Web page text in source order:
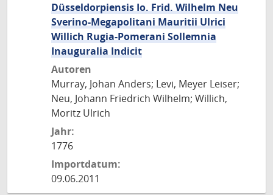
Düsseldorpiensis Io. Frid. Wilhelm Neu
Sverino-Megapolitani Mauritii Ulrici
Willich Rugia-Pomerani Sollemnia
Inauguralia Indicit
Autoren
Murray, Johan Anders; Levi, Meyer Leiser;
Neu, Johann Friedrich Wilhelm; Willich,
Moritz Ulrich
Jahr:
1776
Importdatum:
09.06.2011